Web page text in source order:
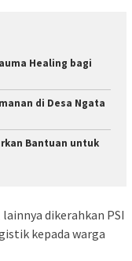
Healing bagi
di Desa Ngata
Bantuan untuk
dikerahkan PSI
kepada warga